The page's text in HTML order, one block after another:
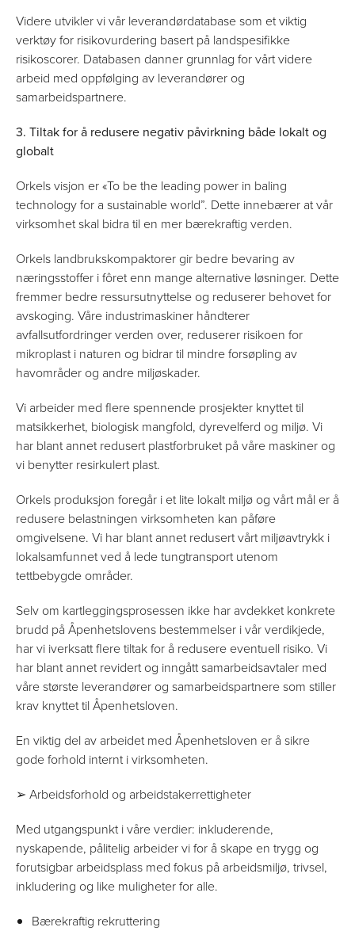
Videre utvikler vi vår leverandørdatabase som et viktig
verktøy for risikovurdering basert på landspesifikke
risikoscorer. Databasen danner grunnlag for vårt videre
arbeid med oppfølging av leverandører og
samarbeidspartnere.
3. Tiltak for å redusere negativ påvirkning både lokalt og
globalt
Orkels visjon er «To be the leading power in baling
technology for a sustainable world”. Dette innebærer at vår
virksomhet skal bidra til en mer bærekraftig verden.
Orkels landbrukskompaktorer gir bedre bevaring av
næringsstoffer i fôret enn mange alternative løsninger. Dette
fremmer bedre ressursutnyttelse og reduserer behovet for
avskoging. Våre industrimaskiner håndterer
avfallsutfordringer verden over, reduserer risikoen for
mikroplast i naturen og bidrar til mindre forsøpling av
havområder og andre miljøskader.
Vi arbeider med flere spennende prosjekter knyttet til
matsikkerhet, biologisk mangfold, dyrevelferd og miljø. Vi
har blant annet redusert plastforbruket på våre maskiner og
vi benytter resirkulert plast.
Orkels produksjon foregår i et lite lokalt miljø og vårt mål er å
redusere belastningen virksomheten kan påføre
omgivelsene. Vi har blant annet redusert vårt miljøavtrykk i
lokalsamfunnet ved å lede tungtransport utenom
tettbebygde områder.
Selv om kartleggingsprosessen ikke har avdekket konkrete
brudd på Åpenhetslovens bestemmelser i vår verdikjede,
har vi iverksatt flere tiltak for å redusere eventuell risiko. Vi
har blant annet revidert og inngått samarbeidsavtaler med
våre største leverandører og samarbeidspartnere som stiller
krav knyttet til Åpenhetsloven.
En viktig del av arbeidet med Åpenhetsloven er å sikre
gode forhold internt i virksomheten.
➢ Arbeidsforhold og arbeidstakerrettigheter
Med utgangspunkt i våre verdier: inkluderende,
nyskapende, pålitelig arbeider vi for å skape en trygg og
forutsigbar arbeidsplass med fokus på arbeidsmiljø, trivsel,
inkludering og like muligheter for alle.
Bærekraftig rekruttering